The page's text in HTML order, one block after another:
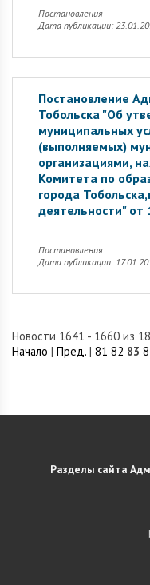
Постановления
Дата публикации:
Постановление
Тобольска "Об
муниципальных
(выполняемых)
организациями,
Комитета по
города
деятельности"
Постановления
Дата публикации:
Новости 1641 - 1660 из
Начало | Пред. | 81 82 83
Разделы сайта